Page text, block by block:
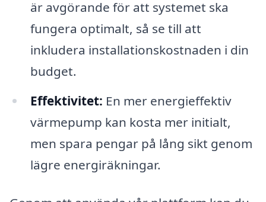
är avgörande för att systemet ska
fungera optimalt, så se till att
inkludera installationskostnaden i din
budget.
Effektivitet: En mer energieffektiv
värmepump kan kosta mer initialt,
men spara pengar på lång sikt genom
lägre energiräkningar.